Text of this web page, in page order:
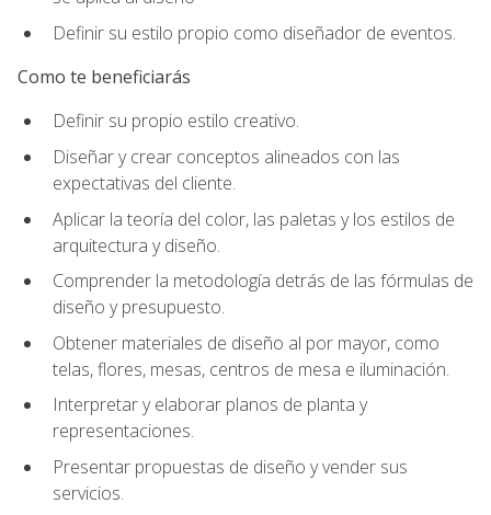
Definir su estilo propio como diseñador de eventos.
Como te beneficiarás
Definir su propio estilo creativo.
Diseñar y crear conceptos alineados con las
expectativas del cliente.
Aplicar la teoría del color, las paletas y los estilos de
arquitectura y diseño.
Comprender la metodología detrás de las fórmulas de
diseño y presupuesto.
Obtener materiales de diseño al por mayor, como
telas, flores, mesas, centros de mesa e iluminación.
Interpretar y elaborar planos de planta y
representaciones.
Presentar propuestas de diseño y vender sus
servicios.